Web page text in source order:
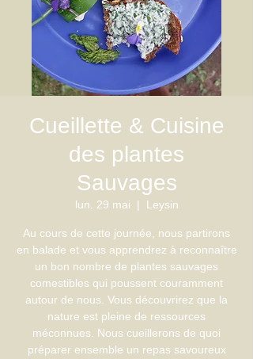
Cueillette & Cuisine
des plantes
Sauvages
lun. 29 mai
  |
Leysin
Au cours de cette journée, nous partirons
en balade et vous apprendrez à reconnaître
un bon nombre de plantes sauvages
comestibles qui poussent couramment
autour de nous. Vous découvrirez que la
nature est pleine de ressources
méconnues. Nous cueillerons de quoi
préparer ensemble un repas savoureux